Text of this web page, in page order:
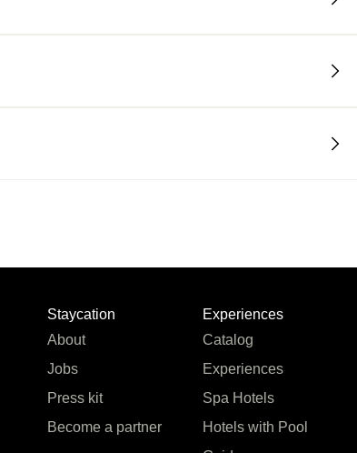
Staycation
About
Jobs
Press kit
Become a partner
Experiences
Catalog
Experiences
Spa Hotels
Hotels with Pool